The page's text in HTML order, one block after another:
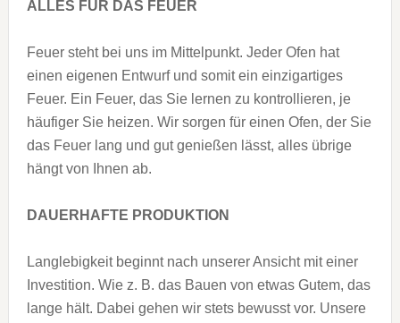
ALLES FÜR DAS FEUER
Feuer steht bei uns im Mittelpunkt. Jeder Ofen hat
einen eigenen Entwurf und somit ein einzigartiges
Feuer. Ein Feuer, das Sie lernen zu kontrollieren, je
häufiger Sie heizen. Wir sorgen für einen Ofen, der Sie
das Feuer lang und gut genießen lässt, alles übrige
hängt von Ihnen ab.
DAUERHAFTE PRODUKTION
Langlebigkeit beginnt nach unserer Ansicht mit einer
Investition. Wie z. B. das Bauen von etwas Gutem, das
lange hält. Dabei gehen wir stets bewusst vor. Unsere